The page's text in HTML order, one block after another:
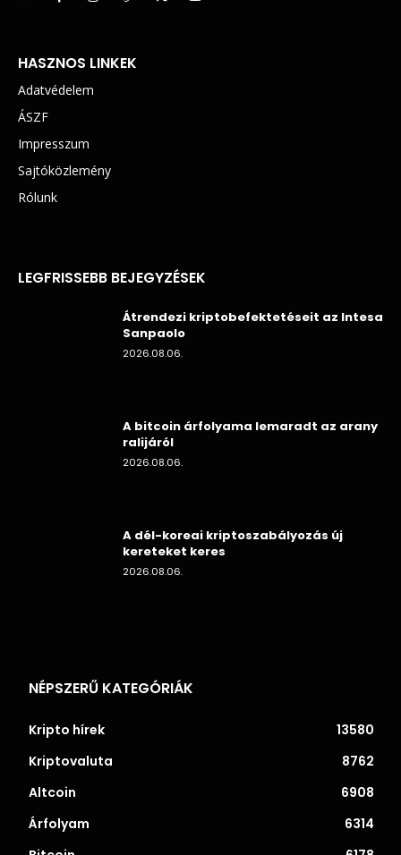
HASZNOS LINKEK
Adatvédelem
ÁSZF
Impresszum
Sajtóközlemény
Rólunk
LEGFRISSEBB BEJEGYZÉSEK
Átrendezi kriptobefektetéseit az Intesa
Sanpaolo
2026.08.06.
A bitcoin árfolyama lemaradt az arany
ralijáról
2026.08.06.
A dél-koreai kriptoszabályozás új
kereteket keres
2026.08.06.
NÉPSZERŰ KATEGÓRIÁK
Kripto hírek
13580
Kriptovaluta
8762
Altcoin
6908
Árfolyam
6314